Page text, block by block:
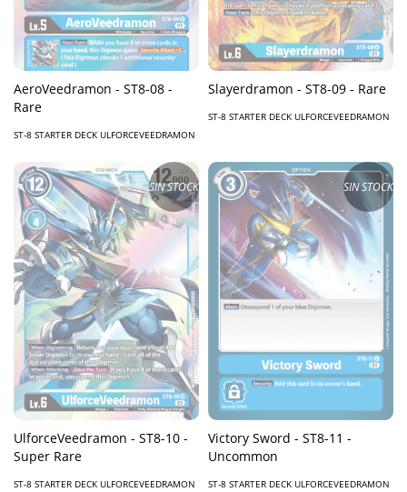
AeroVeedramon - ST8-08 -
Rare
ST-8 STARTER DECK ULFORCEVEEDRAMON
Slayerdramon - ST8-09 - Rare
ST-8 STARTER DECK ULFORCEVEEDRAMON
SIN STOCK
UlforceVeedramon - ST8-10 -
Super Rare
ST-8 STARTER DECK ULFORCEVEEDRAMON
SIN STOCK
Victory Sword - ST8-11 -
Uncommon
ST-8 STARTER DECK ULFORCEVEEDRAMON